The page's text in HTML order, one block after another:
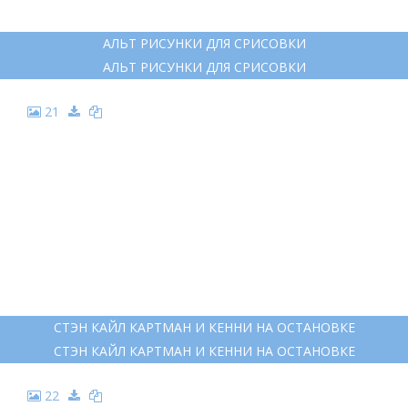
АЛЬТ РИСУНКИ ДЛЯ СРИСОВКИ
АЛЬТ РИСУНКИ ДЛЯ СРИСОВКИ
21
СТЭН КАЙЛ КАРТМАН И КЕННИ НА ОСТАНОВКЕ
СТЭН КАЙЛ КАРТМАН И КЕННИ НА ОСТАНОВКЕ
22